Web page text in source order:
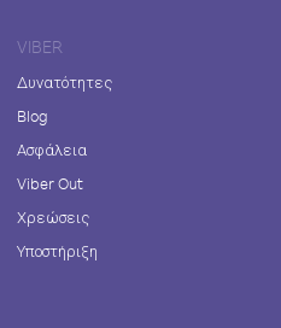
VIBER
Δυνατότητες
Blog
Ασφάλεια
Viber Out
Χρεώσεις
Υποστήριξη